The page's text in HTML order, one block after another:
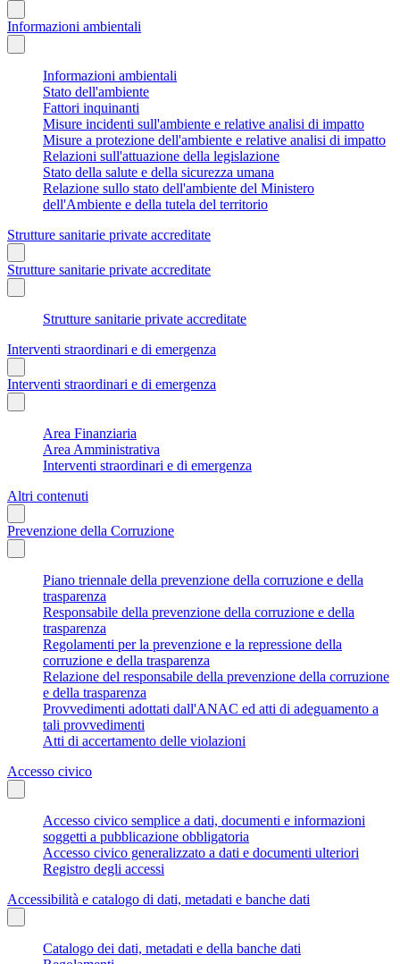
Informazioni ambientali
Informazioni ambientali
Stato dell'ambiente
Fattori inquinanti
Misure incidenti sull'ambiente e relative analisi di impatto
Misure a protezione dell'ambiente e relative analisi di impatto
Relazioni sull'attuazione della legislazione
Stato della salute e della sicurezza umana
Relazione sullo stato dell'ambiente del Ministero
dell'Ambiente e della tutela del territorio
Strutture sanitarie private accreditate
Strutture sanitarie private accreditate
Strutture sanitarie private accreditate
Interventi straordinari e di emergenza
Interventi straordinari e di emergenza
Area Finanziaria
Area Amministrativa
Interventi straordinari e di emergenza
Altri contenuti
Prevenzione della Corruzione
Piano triennale della prevenzione della corruzione e della
trasparenza
Responsabile della prevenzione della corruzione e della
trasparenza
Regolamenti per la prevenzione e la repressione della
corruzione e della trasparenza
Relazione del responsabile della prevenzione della corruzione
e della trasparenza
Provvedimenti adottati dall'ANAC ed atti di adeguamento a
tali provvedimenti
Atti di accertamento delle violazioni
Accesso civico
Accesso civico semplice a dati, documenti e informazioni
soggetti a pubblicazione obbligatoria
Accesso civico generalizzato a dati e documenti ulteriori
Registro degli accessi
Accessibilità e catalogo di dati, metadati e banche dati
Catalogo dei dati, metadati e della banche dati